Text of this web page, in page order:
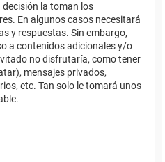
decisión la toman los
En algunos casos necesitará
y respuestas. Sin embargo,
a contenidos adicionales y/o
no disfrutaría, como tener
mensajes privados,
etc. Tan solo le tomará unos